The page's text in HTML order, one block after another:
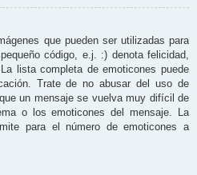
que pueden ser utilizadas para
código, e.j. :) denota felicidad,
lista completa de emoticones puede
Trate de no abusar del uso de
un mensaje se vuelva muy difícil de
o los emoticones del mensaje. La
para el número de emoticones a